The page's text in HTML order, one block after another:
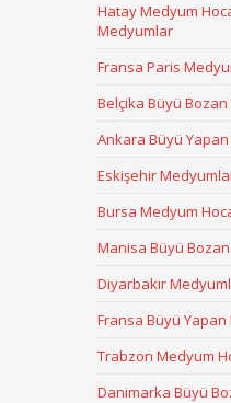
Hatay Medyum
Medyumlar
Fransa Paris
Belçika Büyü
Ankara Büyü
Eskişehir
Bursa Medyum
Manisa Büyü
Diyarbakır
Fransa Büyü
Trabzon Medyum
Danimarka Büyü